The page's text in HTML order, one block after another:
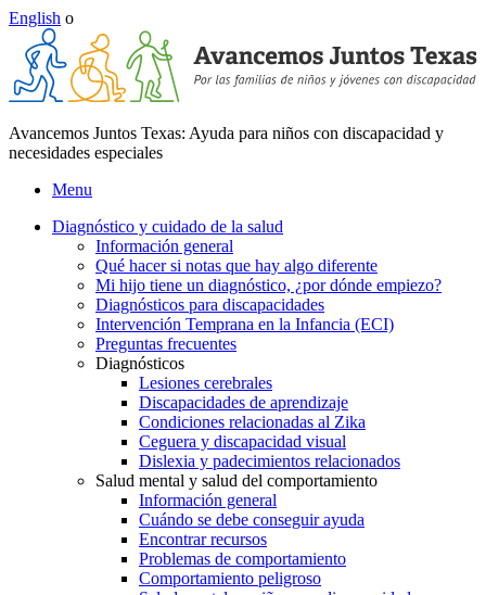
English o
Avancemos Juntos Texas: Ayuda para niños con discapacidad y
necesidades especiales
Menu
Diagnóstico y cuidado de la salud
Información general
Qué hacer si notas que hay algo diferente
Mi hijo tiene un diagnóstico, ¿por dónde empiezo?
Diagnósticos para discapacidades
Intervención Temprana en la Infancia (ECI)
Preguntas frecuentes
Diagnósticos
Lesiones cerebrales
Discapacidades de aprendizaje
Condiciones relacionadas al Zika
Ceguera y discapacidad visual
Dislexia y padecimientos relacionados
Salud mental y salud del comportamiento
Información general
Cuándo se debe conseguir ayuda
Encontrar recursos
Problemas de comportamiento
Comportamiento peligroso